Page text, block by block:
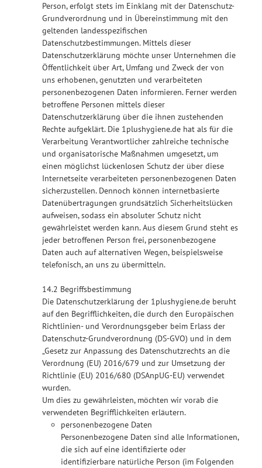
Person, erfolgt stets im Einklang mit der Datenschutz-
Grundverordnung und in Übereinstimmung mit den
geltenden landesspezifischen
Datenschutzbestimmungen. Mittels dieser
Datenschutzerklärung möchte unser Unternehmen die
Öffentlichkeit über Art, Umfang und Zweck der von
uns erhobenen, genutzten und verarbeiteten
personenbezogenen Daten informieren. Ferner werden
betroffene Personen mittels dieser
Datenschutzerklärung über die ihnen zustehenden
Rechte aufgeklärt. Die 1plushygiene.de hat als für die
Verarbeitung Verantwortlicher zahlreiche technische
und organisatorische Maßnahmen umgesetzt, um
einen möglichst lückenlosen Schutz der über diese
Internetseite verarbeiteten personenbezogenen Daten
sicherzustellen. Dennoch können internetbasierte
Datenübertragungen grundsätzlich Sicherheitslücken
aufweisen, sodass ein absoluter Schutz nicht
gewährleistet werden kann. Aus diesem Grund steht es
jeder betroffenen Person frei, personenbezogene
Daten auch auf alternativen Wegen, beispielsweise
telefonisch, an uns zu übermitteln.
14.2 Begriffsbestimmung
Die Datenschutzerklärung der 1plushygiene.de beruht
auf den Begrifflichkeiten, die durch den Europäischen
Richtlinien- und Verordnungsgeber beim Erlass der
Datenschutz-Grundverordnung (DS-GVO) und in dem
„Gesetz zur Anpassung des Datenschutzrechts an die
Verordnung (EU) 2016/679 und zur Umsetzung der
Richtlinie (EU) 2016/680 (DSAnpUG-EU) verwendet
wurden.
Um dies zu gewährleisten, möchten wir vorab die
verwendeten Begrifflichkeiten erläutern.
personenbezogene Daten
Personenbezogene Daten sind alle Informationen,
die sich auf eine identifizierte oder
identifizierbare natürliche Person (im Folgenden